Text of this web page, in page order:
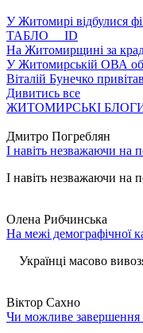
У Житомирі відбулися
ТАБЛО ID
На Житомирщині за
У Житомирській ОВА
Віталій Бунечко
Дивитись все
ЖИТОМИРСЬКІ
Дмитро Погреблян
І навіть незважаючи на
І навіть незважаючи на
Олена Рибчинська
На межі демографічної
Українці масово
Віктор Сахно
Чи можливе завершення